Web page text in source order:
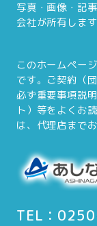
写真・画像・記
会社が所有します
このホームペー
です。ご契約（
必ず重要事項説
ト）等をよくお
は、代理店まで
TEL：